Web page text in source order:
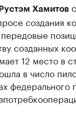
Рустэм Хамитов
создания
созданных
12 место в
в число
федерального